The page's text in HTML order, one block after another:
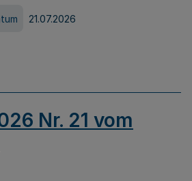
21.07.2026
Nr. 21 vom